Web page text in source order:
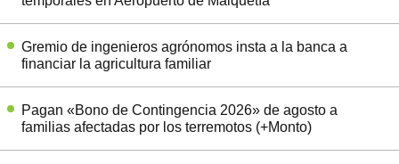
Gremio de ingenieros agrónomos insta a la banca a
financiar la agricultura familiar
Pagan «Bono de Contingencia 2026» de agosto a
familias afectadas por los terremotos (+Monto)